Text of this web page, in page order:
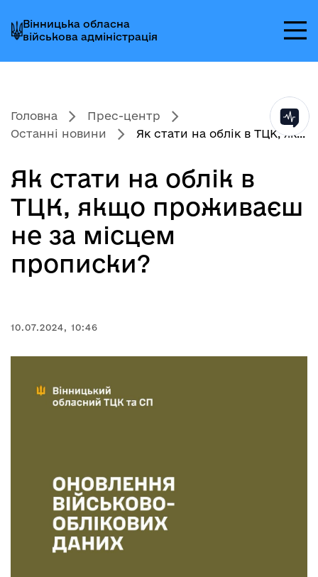
до
головного
меню
до
головного
вмісту
до
головного
колонтитула
Вінницька обласна
військова адміністрація
Головна
Прес-центр
Останні новини
Як стати на облік в ТЦК, як...
Як стати на облік в
ТЦК, якщо проживаєш
не за місцем
прописки?
10.07.2024, 10:46